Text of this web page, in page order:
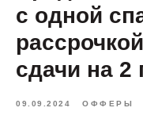
с одной
сдачи на 2
09.09.2024 ОФФЕРЫ